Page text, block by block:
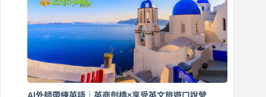
天
說
英
語！
英
商
劍
AI外師帶練英語｜英商劍橋×享受英文旅遊口說營